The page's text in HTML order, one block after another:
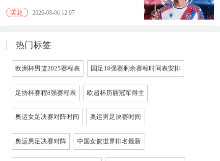
英超 2026-08-06 12:07
热门标签
欧洲杯男篮2025赛程表 国足18强赛剩余赛程时间表安排
足协杯赛程8强赛程表 欧超杯历届冠军得主
奥运女足决赛对阵时间 奥运男足决赛时间
奥运男足决赛对阵 中国女篮世界排名最新